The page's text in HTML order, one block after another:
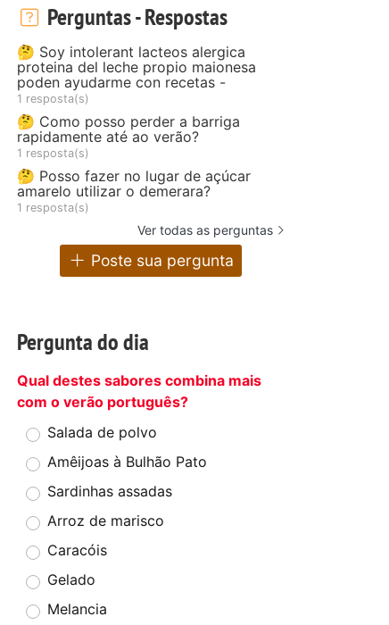
Perguntas - Respostas
🤔 Soy intolerant lacteos alergica
proteina del leche propio maionesa
poden ayudarme con recetas -
1 resposta(s)
🤔 Como posso perder a barriga
rapidamente até ao verão?
1 resposta(s)
🤔 Posso fazer no lugar de açúcar
amarelo utilizar o demerara?
1 resposta(s)
Ver todas as perguntas
Poste sua pergunta
Pergunta do dia
Qual destes sabores combina mais
com o verão português?
Salada de polvo
Amêijoas à Bulhão Pato
Sardinhas assadas
Arroz de marisco
Caracóis
Gelado
Melancia